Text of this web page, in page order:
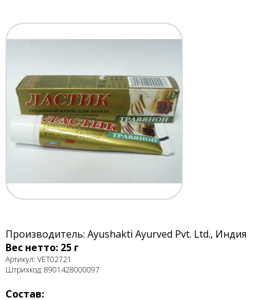
Производитель: Ayushakti Ayurved Pvt. Ltd., Индия
Вес нетто: 25 г
Артикул: VET02721
Штрихкод: 8901428000097
Состав: